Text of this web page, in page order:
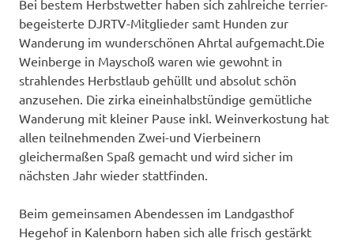
Bei bestem Herbstwetter haben sich zahlreiche terrier-
begeisterte DJRTV-Mitglieder samt Hunden zur
Wanderung im wunderschönen Ahrtal aufgemacht.Die
Weinberge in Mayschoß waren wie gewohnt in
strahlendes Herbstlaub gehüllt und absolut schön
anzusehen. Die zirka eineinhalbstündige gemütliche
Wanderung mit kleiner Pause inkl. Weinverkostung hat
allen teilnehmenden Zwei-und Vierbeinern
gleichermaßen Spaß gemacht und wird sicher im
nächsten Jahr wieder stattfinden.
Beim gemeinsamen Abendessen im Landgasthof
Hegehof in Kalenborn haben sich alle frisch gestärkt